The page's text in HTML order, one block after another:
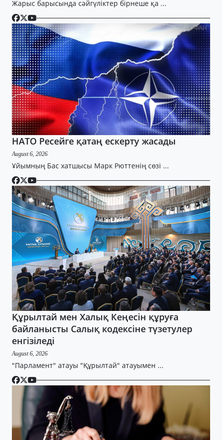
Жарыс барысында сәйгүліктер бірнеше қа ...
НАТО Ресейге қатаң ескерту жасады
August 6, 2026
Ұйымның Бас хатшысы Марк Рюттенің сөзі ...
Құрылтай мен Халық Кеңесін құруға
байланысты Салық кодексіне түзетулер
енгізіледі
August 6, 2026
"Парламент" атауы "Құрылтай" атауымен ...